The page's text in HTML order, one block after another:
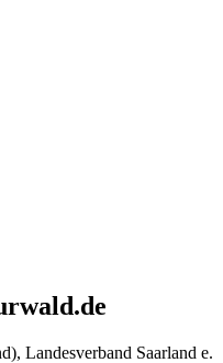
Landesverband Saarland e.